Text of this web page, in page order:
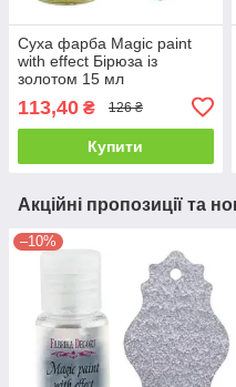
Суха фарба Magic paint
with effect Бірюза із
золотом 15 мл
113,40 ₴ 126 ₴
Купити
Акційні пропозиції та
–10%